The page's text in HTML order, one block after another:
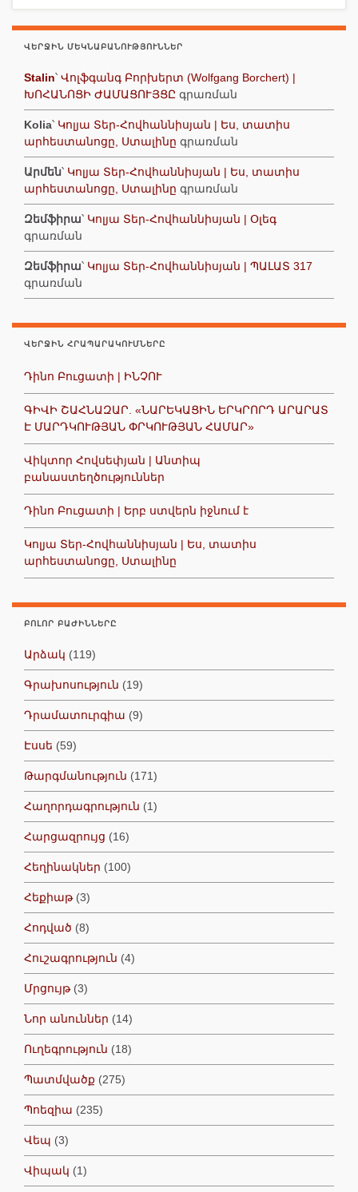
ՎԵՐՋԻՆ ՄԵԿՆԱԲԱՆՈՒԹՅՈՒՆՆԵՐ
Stalin՝ Վոլֆգանգ Բորխերտ (Wolfgang Borchert) |
ԽՈՀԱՆՈՑԻ ԺԱՄԱՑՈՒՅՑԸ գրառման
Kolia՝ Կոլյա Տեր-Հովհաննիսյան | Ես, տատիս
արհեստանոցը, Ստալինը գրառման
Արմեն՝ Կոլյա Տեր-Հովհաննիսյան | Ես, տատիս
արհեստանոցը, Ստալինը գրառման
Զեմֆիրա՝ Կոլյա Տեր-Հովհաննիսյան | Օլեգ
գրառման
Զեմֆիրա՝ Կոլյա Տեր-Հովհաննիսյան | ՊԱԼԱՏ 317
գրառման
ՎԵՐՋԻՆ ՀՐԱՊԱՐԱԿՈՒՄՆԵՐԸ
Դինո Բուցատի | ԻՆՉՈՒ
ԳԻՎԻ ՇԱՀՆԱԶԱՐ. «ՆԱՐԵԿԱՑԻՆ ԵՐԿՐՈՐԴ ԱՐԱՐԱՏ
Է ՄԱՐԴԿՈՒԹՅԱՆ ՓՐԿՈՒԹՅԱՆ ՀԱՄԱՐ»
Վիկտոր Հովսեփյան | Անտիպ
բանաստեղծություններ
Դինո Բուցատի | Երբ ստվերն իջնում է
Կոլյա Տեր-Հովհաննիսյան | Ես, տատիս
արհեստանոցը, Ստալինը
ԲՈԼՈՐ ԲԱԺԻՆՆԵՐԸ
Արձակ (119)
Գրախոսություն (19)
Դրամատուրգիա (9)
Էսսե (59)
Թարգմանություն (171)
Հաղորդագրություն (1)
Հարցազրույց (16)
Հեղինակներ (100)
Հեքիաթ(3)
Հոդված (8)
Հուշագրություն (4)
Մրցույթ(3)
Նոր անուններ (14)
Ուղեգրություն (18)
Պատմվածք (275)
Պոեզիա (235)
Վեպ (3)
Վիպակ (1)